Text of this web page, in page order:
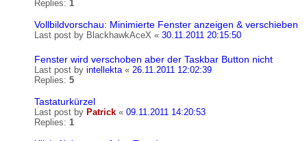
Replies: 1
Vollbildvorschau: Minimierte Fenster anzeigen & verschieben
Last post by BlackhawkAceX « 30.11.2011 20:15:50
Fenster wird verschoben aber der Taskbar Button nicht
Last post by intellekta« 26.11.2011 12:02:39
Replies: 5
Tastaturkürzel
Last post by Patrick « 09.11.2011 14:20:53
Replies: 1